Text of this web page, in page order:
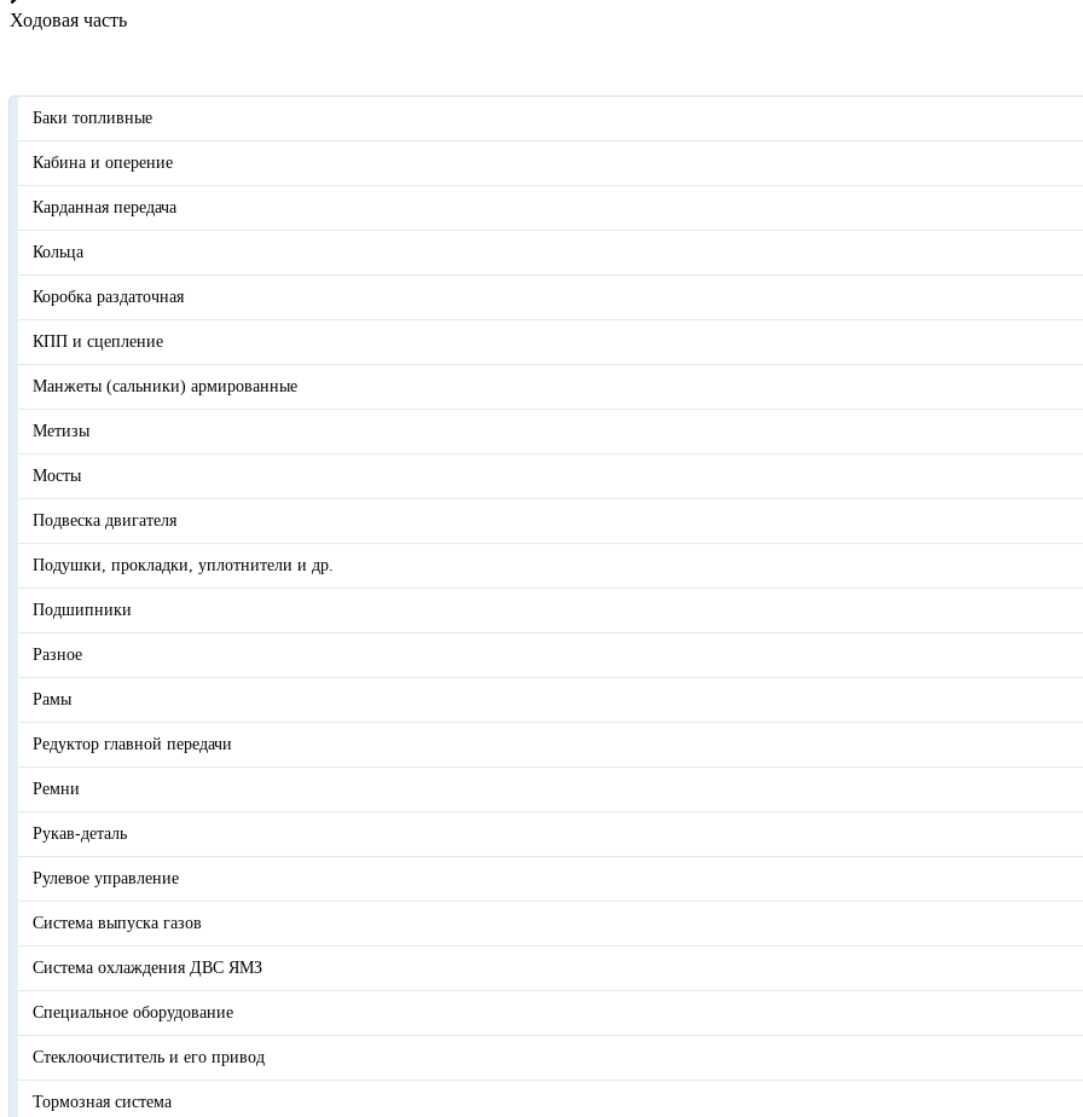
Ходовая часть
Баки топливные
Кабина и оперение
Карданная передача
Кольца
Коробка раздаточная
КПП и сцепление
Манжеты (сальники) армированные
Метизы
Мосты
Подвеска двигателя
Подушки, прокладки, уплотнители и др.
Подшипники
Разное
Рамы
Редуктор главной передачи
Ремни
Рукав-деталь
Рулевое управление
Система выпуска газов
Система охлаждения ДВС ЯМЗ
Специальное оборудование
Стеклоочиститель и его привод
Тормозная система